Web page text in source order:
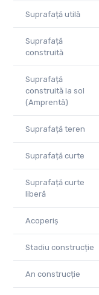
Claudiu Coșeri -
CP2524835
Suprafață utilă
Suprafață
construită
Suprafață
construită la sol
(Amprentă)
Suprafață teren
Suprafață curte
Suprafață curte
liberă
Acoperiș
Stadiu construcție
An construcție